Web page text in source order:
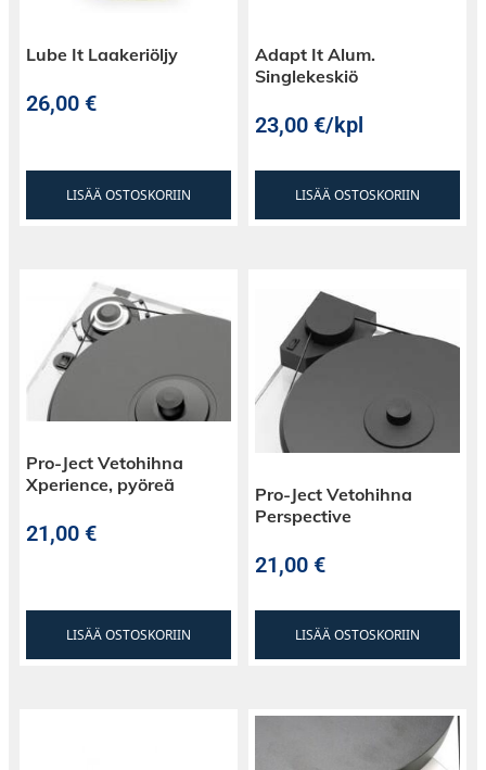
Lube It Laakeriöljy
26,00€
LISÄÄ OSTOSKORIIN
Adapt It Alum.
Singlekeskiö
23,00€/kpl
LISÄÄ OSTOSKORIIN
Pro-Ject Vetohihna
Xperience, pyöreä
21,00€
LISÄÄ OSTOSKORIIN
Pro-Ject Vetohihna
Perspective
21,00€
LISÄÄ OSTOSKORIIN